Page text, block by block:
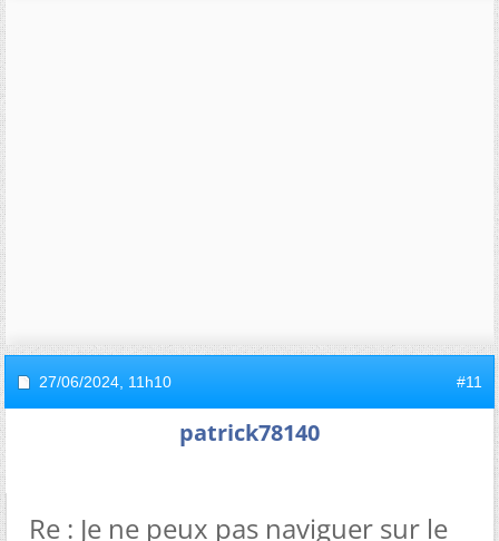
27/06/2024, 11h10 #11
patrick78140
Re : Je ne peux pas naviguer sur le